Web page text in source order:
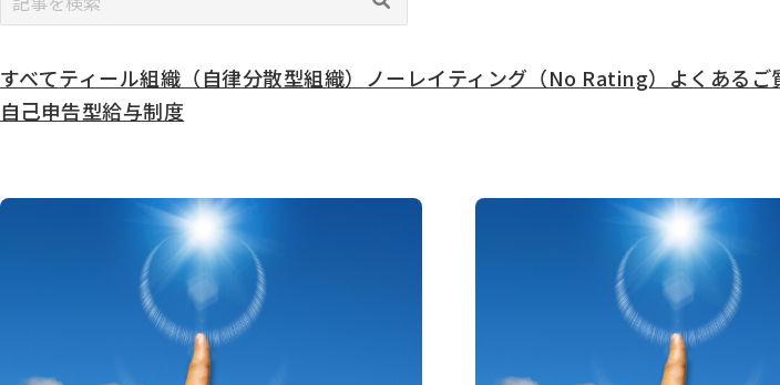
カ
テ
ー
すべてティール組織（自律分散型組織） ノーレイティング（No Rating） よくあるご
自己申告型給与制度